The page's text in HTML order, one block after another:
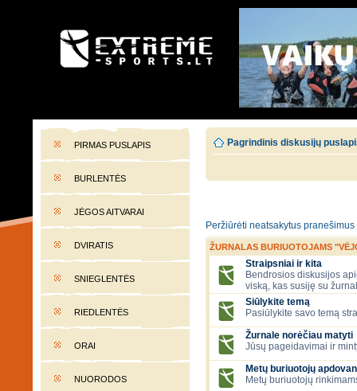
EXTREME-SPORTS.LT
PIRMAS PUSLAPIS
BURLENTĖS
JĖGOS AITVARAI
DVIRATIS
SNIEGLENTĖS
RIEDLENTĖS
ORAI
NUORODOS
Pagrindinis diskusijų
Peržiūrėti neatsakytus pranešimus
ŽURNALAS BURIUOTOJAMS
Straipsniai ir kita
Bendrosios diskusijos
viską, kas susiję su
Siūlykite temą
Pasiūlykite savo temą
Žurnale norėčiau matyti
Jūsų pageidavimai ir
Metų buriuotojų
Metų buriuotojų